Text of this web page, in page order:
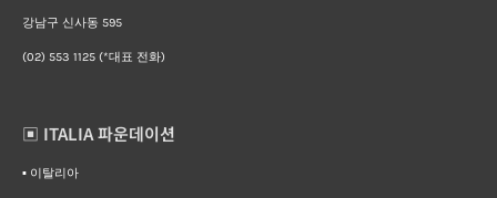
강남구 신사동 595
(02) 553 1125 (*대표 전화)
▣ ITALIA 파운데이션
▪︎ 이탈리아